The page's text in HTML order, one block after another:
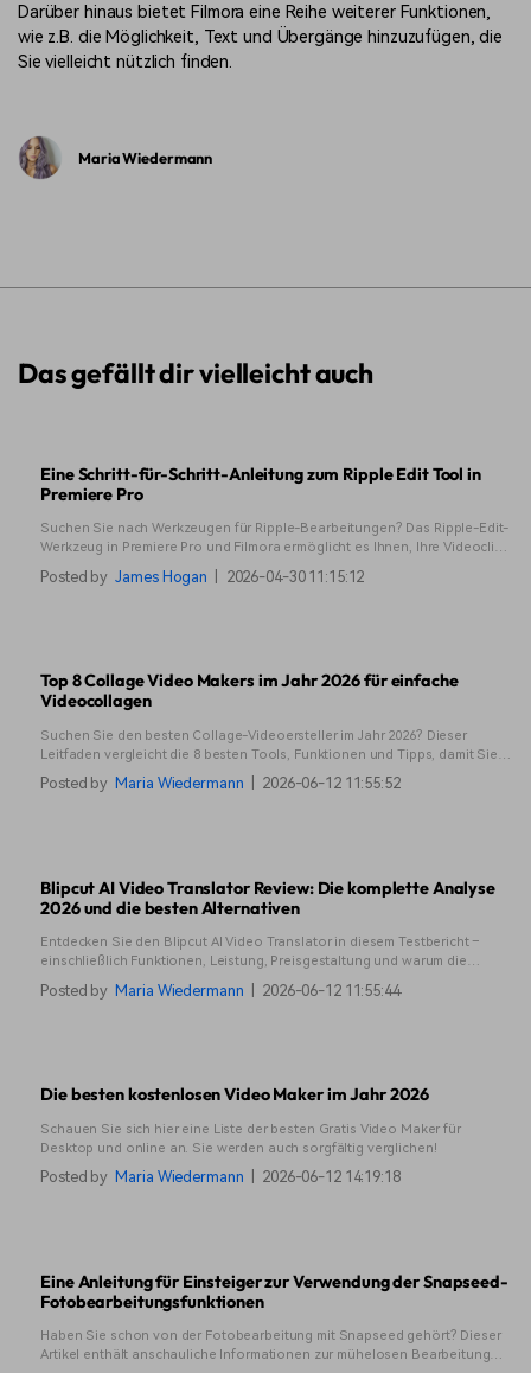
Darüber hinaus bietet Filmora eine Reihe weiterer Funktionen,
wie z.B. die Möglichkeit, Text und Übergänge hinzuzufügen, die
Sie vielleicht nützlich finden.
Maria Wiedermann
Das gefällt dir vielleicht auch
Eine Schritt-für-Schritt-Anleitung zum Ripple Edit Tool in
Premiere Pro
Suchen Sie nach Werkzeugen für Ripple-Bearbeitungen? Das Ripple-Edit-
Werkzeug in Premiere Pro und Filmora ermöglicht es Ihnen, Ihre Videoclips
Posted by James Hogan 2026-04-30 11:15:12
Top 8 Collage Video Makers im Jahr 2026 für einfache
Videocollagen
Suchen Sie den besten Collage-Videoersteller im Jahr 2026? Dieser
Leitfaden vergleicht die 8 besten Tools, Funktionen und Tipps, damit Sie
schnell auffällige Video-Collagen erstellen können.
Posted by Maria Wiedermann 2026-06-12 11:55:52
Blipcut AI Video Translator Review: Die komplette Analyse
2026 und die besten Alternativen
Entdecken Sie den Blipcut AI Video Translator in diesem Testbericht –
einschließlich Funktionen, Leistung, Preisgestaltung und warum die
fortschrittlichen KI-Tools von Filmora als leistungsstarke Alternative
herausragen.
Posted by Maria Wiedermann 2026-06-12 11:55:44
Die besten kostenlosen Video Maker im Jahr 2026
Schauen Sie sich hier eine Liste der besten Gratis Video Maker für
Desktop und online an. Sie werden auch sorgfältig verglichen!
Posted by Maria Wiedermann 2026-06-12 14:19:18
Eine Anleitung für Einsteiger zur Verwendung der Snapseed-
Fotobearbeitungsfunktionen
Haben Sie schon von der Fotobearbeitung mit Snapseed gehört? Dieser
Artikel enthält anschauliche Informationen zur mühelosen Bearbeitung